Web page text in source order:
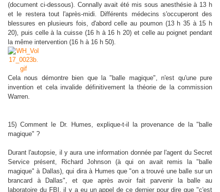
(document ci-dessous). Connally avait été mis sous anesthésie à 13 h
et le restera tout l'après-midi. Différents médecins s'occuperont des
blessures en plusieurs fois, d'abord celle au poumon (13 h 35 à 15 h
20), puis celle à la cuisse (16 h à 16 h 20) et celle au poignet pendant
la même intervention (16 h à 16 h 50).
Cela nous démontre bien que la "balle magique", n'est qu'une pure
invention et cela invalide définitivement la théorie de la commission
Warren.
15) Comment le Dr. Humes, explique-t-il la provenance de la "balle
magique" ?
Durant l'autopsie, il y aura une information donnée par l'agent du Secret
Service présent, Richard Johnson (à qui on avait remis la "balle
magique" à Dallas), qui dira à Humes que "on a trouvé une balle sur un
brancard à Dallas", et que après avoir fait parvenir la balle au
laboratoire du FBI, il y a eu un appel de ce dernier pour dire que "c'est